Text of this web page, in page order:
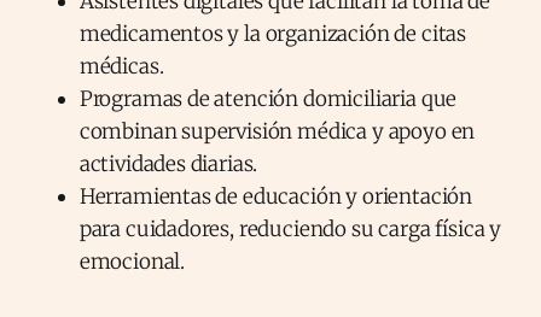
medicamentos y la organización de citas
médicas.
Programas de atención domiciliaria que
combinan supervisión médica y apoyo en
actividades diarias.
Herramientas de educación y orientación
para cuidadores, reduciendo su carga física y
emocional.